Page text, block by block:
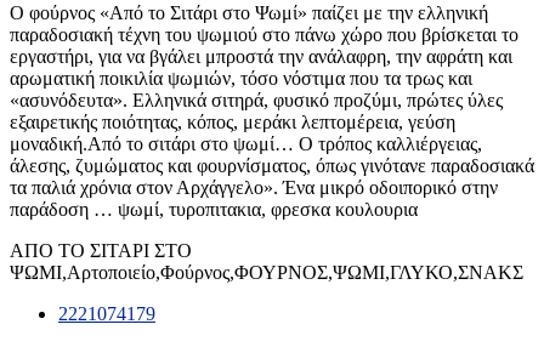
Ο φούρνος «Από το Σιτάρι στο Ψωμί» παίζει με την ελληνική
παραδοσιακή τέχνη του ψωμιού στο πάνω χώρο που βρίσκεται το
εργαστήρι, για να βγάλει μπροστά την ανάλαφρη, την αφράτη και
αρωματική ποικιλία ψωμιών, τόσο νόστιμα που τα τρως και
«ασυνόδευτα». Ελληνικά σιτηρά, φυσικό προζύμι, πρώτες ύλες
εξαιρετικής ποιότητας, κόπος, μεράκι λεπτομέρεια, γεύση
μοναδική.Από το σιτάρι στο ψωμί… Ο τρόπος καλλιέργειας,
άλεσης, ζυμώματος και φουρνίσματος, όπως γινότανε παραδοσιακά
τα παλιά χρόνια στον Αρχάγγελο». Ένα μικρό οδοιπορικό στην
παράδοση … ψωμί, τυροπιτακια, φρεσκα κουλουρια
ΑΠΟ ΤΟ ΣΙΤΑΡΙ ΣΤΟ
ΨΩΜΙ,Αρτοποιείο,Φούρνος,ΦΟΥΡΝΟΣ,ΨΩΜΙ,ΓΛΥΚΟ,ΣΝΑΚΣ
2221074179